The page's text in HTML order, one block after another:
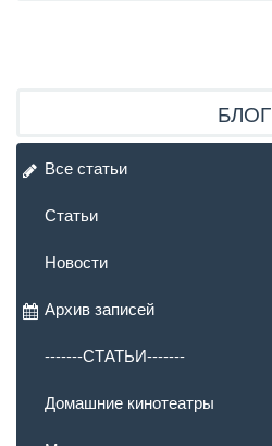
БЛОГ
Все статьи
Статьи
Новости
Архив записей
-------СТАТЬИ-------
Домашние кинотеатры